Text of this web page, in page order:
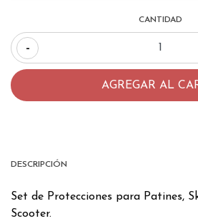
CANTIDAD
-
DESCRIPCIÓN
Set de Protecciones para Patines,
Scooter.